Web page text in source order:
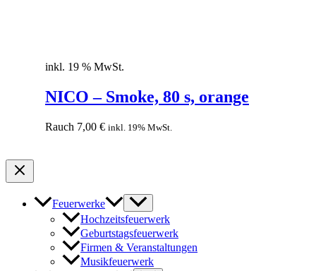
inkl. 19 % MwSt.
NICO – Smoke, 80 s, orange
Rauch 7,00 € inkl. 19% MwSt.
Feuerwerke
Hochzeitsfeuerwerk
Geburtstagsfeuerwerk
Firmen & Veranstaltungen
Musikfeuerwerk